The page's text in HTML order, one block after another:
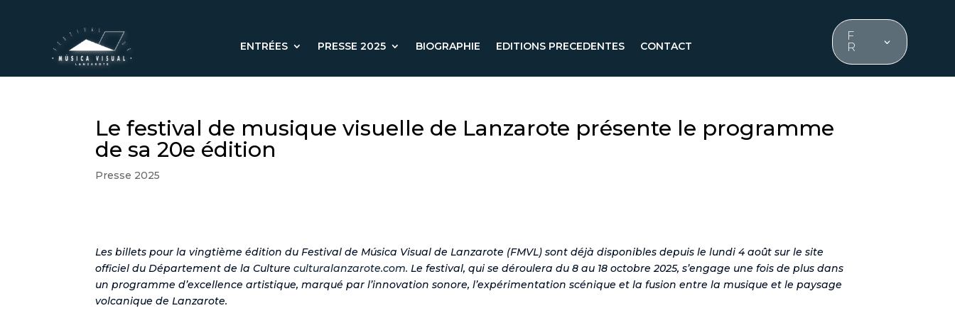
ENTRÉES PRESSE 2025 BIOGRAPHIE EDITIONS PRECEDENTES CONTACT
F
R
Le festival de musique visuelle de Lanzarote présente le programme
de sa 20e édition
Presse 2025
Les billets pour la vingtième édition du Festival de Música Visual de Lanzarote (FMVL) sont déjà disponibles depuis le lundi 4 août sur le site
officiel du Département de la Cultureculturalanzarote.com. Le festival, qui se déroulera du 8 au 18 octobre 2025, s’engage une fois de plus dans
un programme d’excellence artistique, marqué par l’innovation sonore, l’expérimentation scénique et la fusion entre la musique et le paysage
volcanique de Lanzarote.